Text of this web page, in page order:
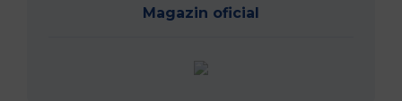
Magazin oficial